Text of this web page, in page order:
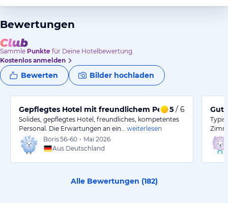
Bewertungen
Sammle Punkte für Deine Hotelbewertung.
Kostenlos anmelden
Bewerten Bilder hochladen
Gepflegtes Hotel mit freundlichem Personal
5 / 6
Solides, gepflegtes Hotel, freundliches, kompetentes
Personal. Die Erwartungen an ein…
weiterlesen
Boris56-60 • Mai 2026
Aus Deutschland
Alle Bewertungen (182)